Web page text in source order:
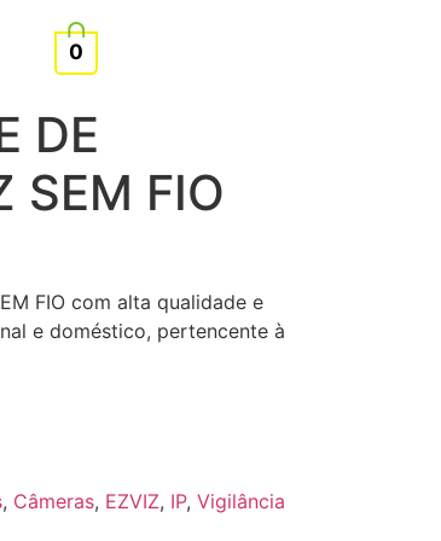
0
DE
SEM FIO
FIO com alta qualidade e
e doméstico, pertencente à
, Câmeras, EZVIZ, IP, Vigilância